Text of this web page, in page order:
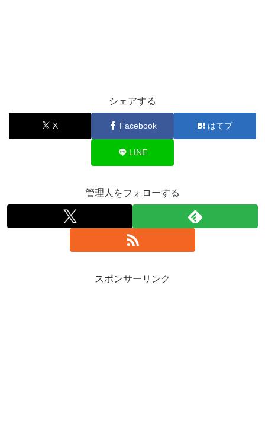
シェアする
X Facebook はてブ
LINE
管理人をフォローする
スポンサーリンク